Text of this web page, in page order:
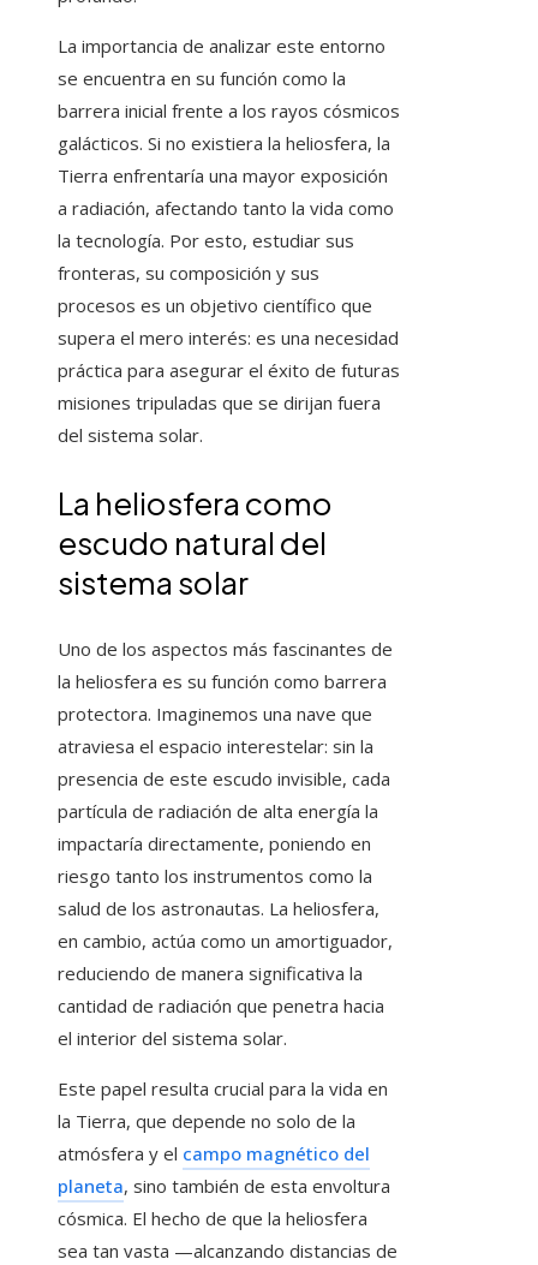
La importancia de analizar este entorno
se encuentra en su función como la
barrera inicial frente a los rayos cósmicos
galácticos. Si no existiera la heliosfera, la
Tierra enfrentaría una mayor exposición
a radiación, afectando tanto la vida como
la tecnología. Por esto, estudiar sus
fronteras, su composición y sus
procesos es un objetivo científico que
supera el mero interés: es una necesidad
práctica para asegurar el éxito de futuras
misiones tripuladas que se dirijan fuera
del sistema solar.
La heliosfera como
escudo natural del
sistema solar
Uno de los aspectos más fascinantes de
la heliosfera es su función como barrera
protectora. Imaginemos una nave que
atraviesa el espacio interestelar: sin la
presencia de este escudo invisible, cada
partícula de radiación de alta energía la
impactaría directamente, poniendo en
riesgo tanto los instrumentos como la
salud de los astronautas. La heliosfera,
en cambio, actúa como un amortiguador,
reduciendo de manera significativa la
cantidad de radiación que penetra hacia
el interior del sistema solar.
Este papel resulta crucial para la vida en
la Tierra, que depende no solo de la
atmósfera y el campo magnético del
planeta, sino también de esta envoltura
cósmica. El hecho de que la heliosfera
sea tan vasta —alcanzando distancias de